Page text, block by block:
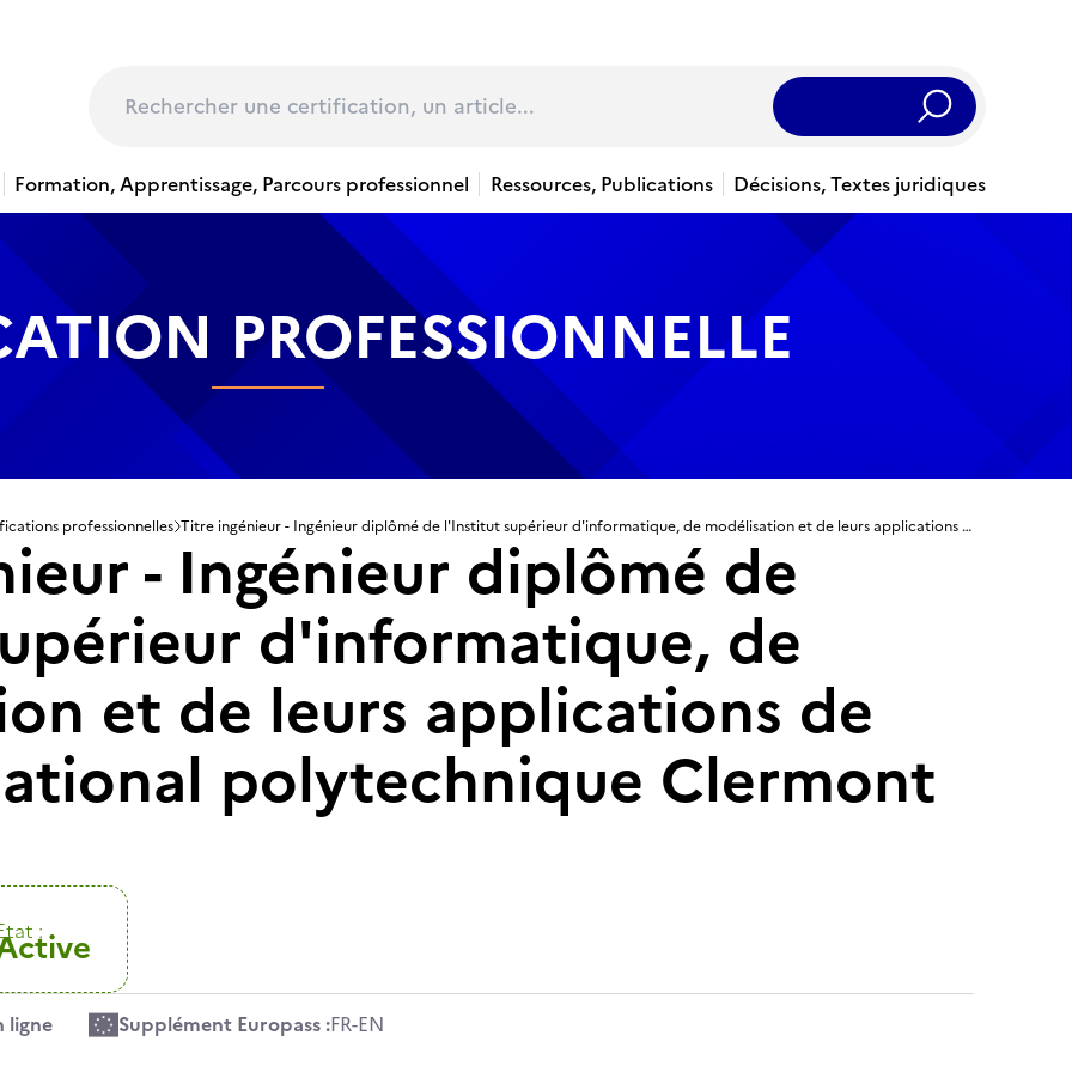
Rechercher
Formation, Apprentissage, Parcours professionnel Ressources, Publications Décisions, Textes juridiques
PROFESSIONNELLE
professionnelles Titre ingénieur - Ingénieur diplômé de l'Institut supérieur d'informatique, de modélisation et de leurs applications de l'institut national polytechnique Clermont Auvergne
- Ingénieur diplômé de
d'informatique, de
et de leurs applications de
polytechnique Clermont
:
ligne Supplément Europass :FR-EN